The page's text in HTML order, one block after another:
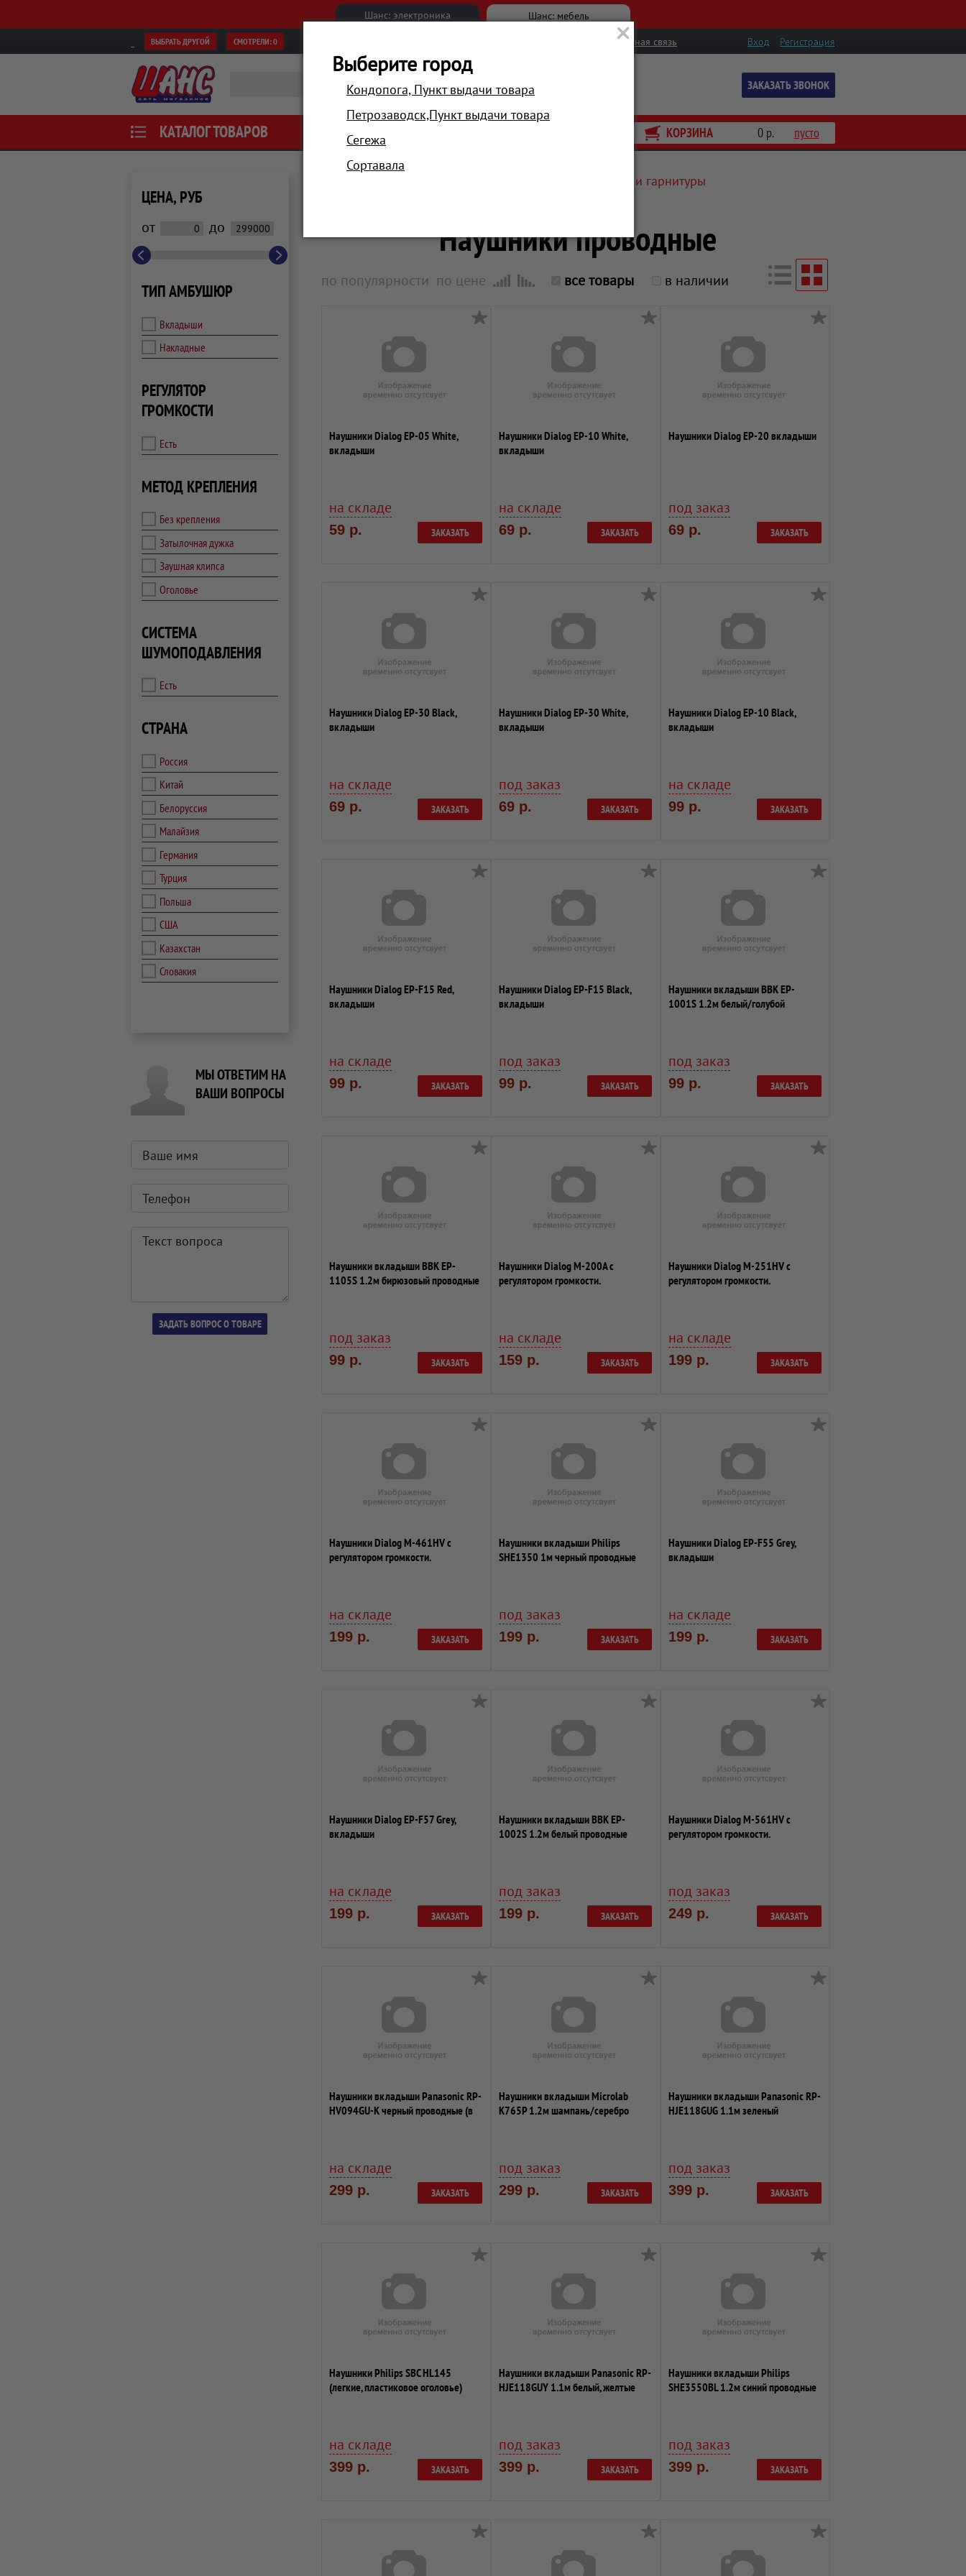
Шанс: электроника Шанс: мебель
ВЫБРАТЬ ДРУГОЙ СМОТРЕЛИ:0 Вход Регистрация
Обратная связь
ЗАКАЗАТЬ ЗВОНОК
КАТАЛОГ ТОВАРОВ АКЦИИ КОРЗИНА 0 р. пусто
ЦЕНА, РУБ
от до
ТИП АМБУШЮР
Вкладыши
Накладные
РЕГУЛЯТОР
ГРОМКОСТИ
Есть
МЕТОД КРЕПЛЕНИЯ
Без крепления
Затылочная дужка
Заушная клипса
Оголовье
СИСТЕМА
ШУМОПОДАВЛЕНИЯ
Есть
СТРАНА
Россия
Китай
Белоруссия
Малайзия
Германия
Турция
Польша
США
Казахстан
Словакия
МЫ ОТВЕТИМ НА
ВАШИ ВОПРОСЫ
Наушники и гарнитуры
Наушники проводные
по популярности по цене все товары в наличии
Наушники Dialog EP-05 White,
вкладыши
на складе
59 р. ЗАКАЗАТЬ
Наушники Dialog EP-10 White,
вкладыши
на складе
69 р. ЗАКАЗАТЬ
Наушники Dialog EP-20 вкладыши
под заказ
69 р. ЗАКАЗАТЬ
Наушники Dialog EP-30 Black,
вкладыши
на складе
69 р. ЗАКАЗАТЬ
Наушники Dialog EP-30 White,
вкладыши
под заказ
69 р. ЗАКАЗАТЬ
Наушники Dialog EP-10 Black,
вкладыши
на складе
99 р. ЗАКАЗАТЬ
Наушники Dialog EP-F15 Red,
вкладыши
на складе
99 р. ЗАКАЗАТЬ
Наушники Dialog EP-F15 Black,
вкладыши
под заказ
99 р. ЗАКАЗАТЬ
Наушники вкладыши BBK EP-
1001S 1.2м белый/голубой
под заказ
99 р. ЗАКАЗАТЬ
Наушники вкладыши BBK EP-
1105S 1.2м бирюзовый проводные
под заказ
99 р. ЗАКАЗАТЬ
Наушники Dialog M-200A с
регулятором громкости.
на складе
159 р. ЗАКАЗАТЬ
Наушники Dialog M-251HV с
регулятором громкости.
на складе
199 р. ЗАКАЗАТЬ
Наушники Dialog M-461HV с
регулятором громкости.
на складе
199 р. ЗАКАЗАТЬ
Наушники вкладыши Philips
SHE1350 1м черный проводные
под заказ
199 р. ЗАКАЗАТЬ
Наушники Dialog EP-F55 Grey,
вкладыши
на складе
199 р. ЗАКАЗАТЬ
Наушники Dialog EP-F57 Grey,
вкладыши
на складе
199 р. ЗАКАЗАТЬ
Наушники вкладыши BBK EP-
1002S 1.2м белый проводные
под заказ
199 р. ЗАКАЗАТЬ
Наушники Dialog M-561HV с
регулятором громкости.
под заказ
249 р. ЗАКАЗАТЬ
Наушники вкладыши Panasonic RP-
HV094GU-K черный проводные (в
на складе
299 р. ЗАКАЗАТЬ
Наушники вкладыши Microlab
K765P 1.2м шампань/серебро
под заказ
299 р. ЗАКАЗАТЬ
Наушники вкладыши Panasonic RP-
HJE118GUG 1.1м зеленый
под заказ
399 р. ЗАКАЗАТЬ
Наушники Philips SBC HL145
(легкие, пластиковое оголовье)
на складе
399 р. ЗАКАЗАТЬ
Наушники вкладыши Panasonic RP-
HJE118GUY 1.1м белый, желтые
под заказ
399 р. ЗАКАЗАТЬ
Наушники вкладыши Philips
SHE3550BL 1.2м синий проводные
под заказ
399 р. ЗАКАЗАТЬ
Выберите город
Кондопога, Пункт выдачи товара
Петрозаводск,Пункт выдачи товара
Сегежа
Сортавала